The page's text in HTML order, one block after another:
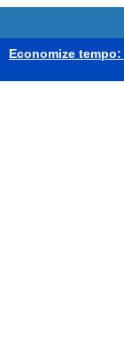
Economize tempo: